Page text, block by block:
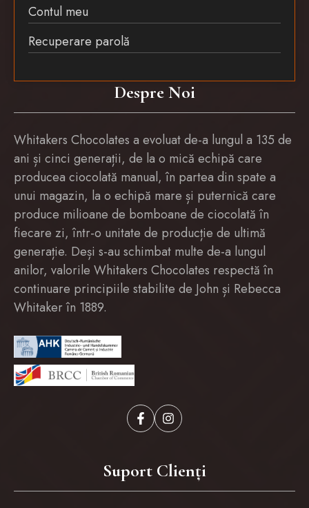
Despre Noi
Whitakers Chocolates a evoluat de-a lungul a 135 de
ani și cinci generații, de la o mică echipă care
producea ciocolată manual, în partea din spate a
unui magazin, la o echipă mare și puternică care
produce milioane de bomboane de ciocolată în
fiecare zi, într-o unitate de producție de ultimă
generație. Deși s-au schimbat multe de-a lungul
anilor, valorile Whitakers Chocolates respectă în
continuare principiile stabilite de John și Rebecca
Whitaker în 1889.
Contul meu
Recuperare parolă
Suport Clienți